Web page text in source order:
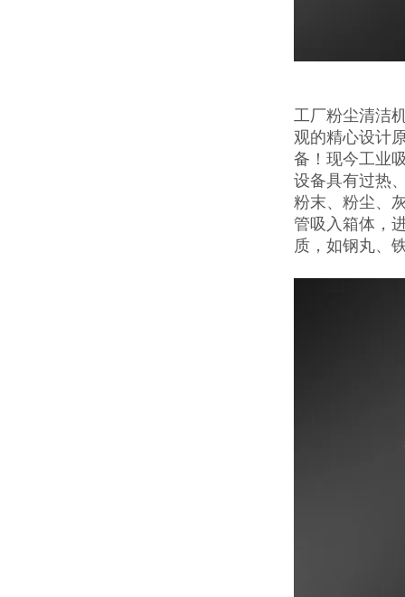
工厂粉尘清洁
观的精心设计
备！现今工业
设备具有过热
粉末、粉尘、
管吸入箱体，
质，如钢丸、